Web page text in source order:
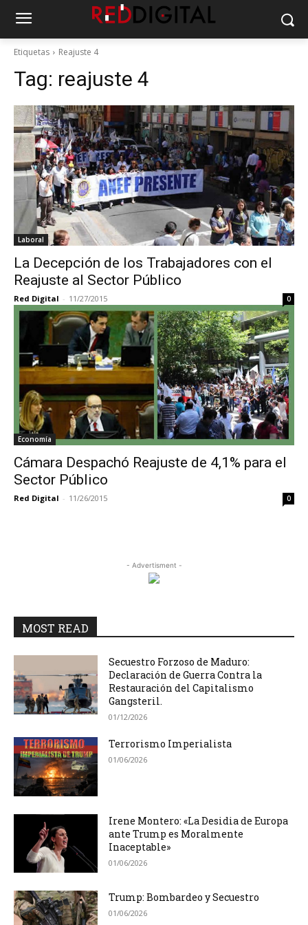
Etiquetas Reajuste 4
Tag: reajuste 4
Laboral
La Decepción de los Trabajadores con el
Reajuste al Sector Público
Red Digital - 11/27/2015 0
Economía
Cámara Despachó Reajuste de 4,1% para el
Sector Público
Red Digital - 11/26/2015 0
- Advertisment -
MOST READ
Secuestro Forzoso de Maduro:
Declaración de Guerra Contra la
Restauración del Capitalismo
Gangsteril.
01/12/2026
Terrorismo Imperialista
01/06/2026
Irene Montero: «La Desidia de Europa
ante Trump es Moralmente
Inaceptable»
01/06/2026
Trump: Bombardeo y Secuestro
01/06/2026